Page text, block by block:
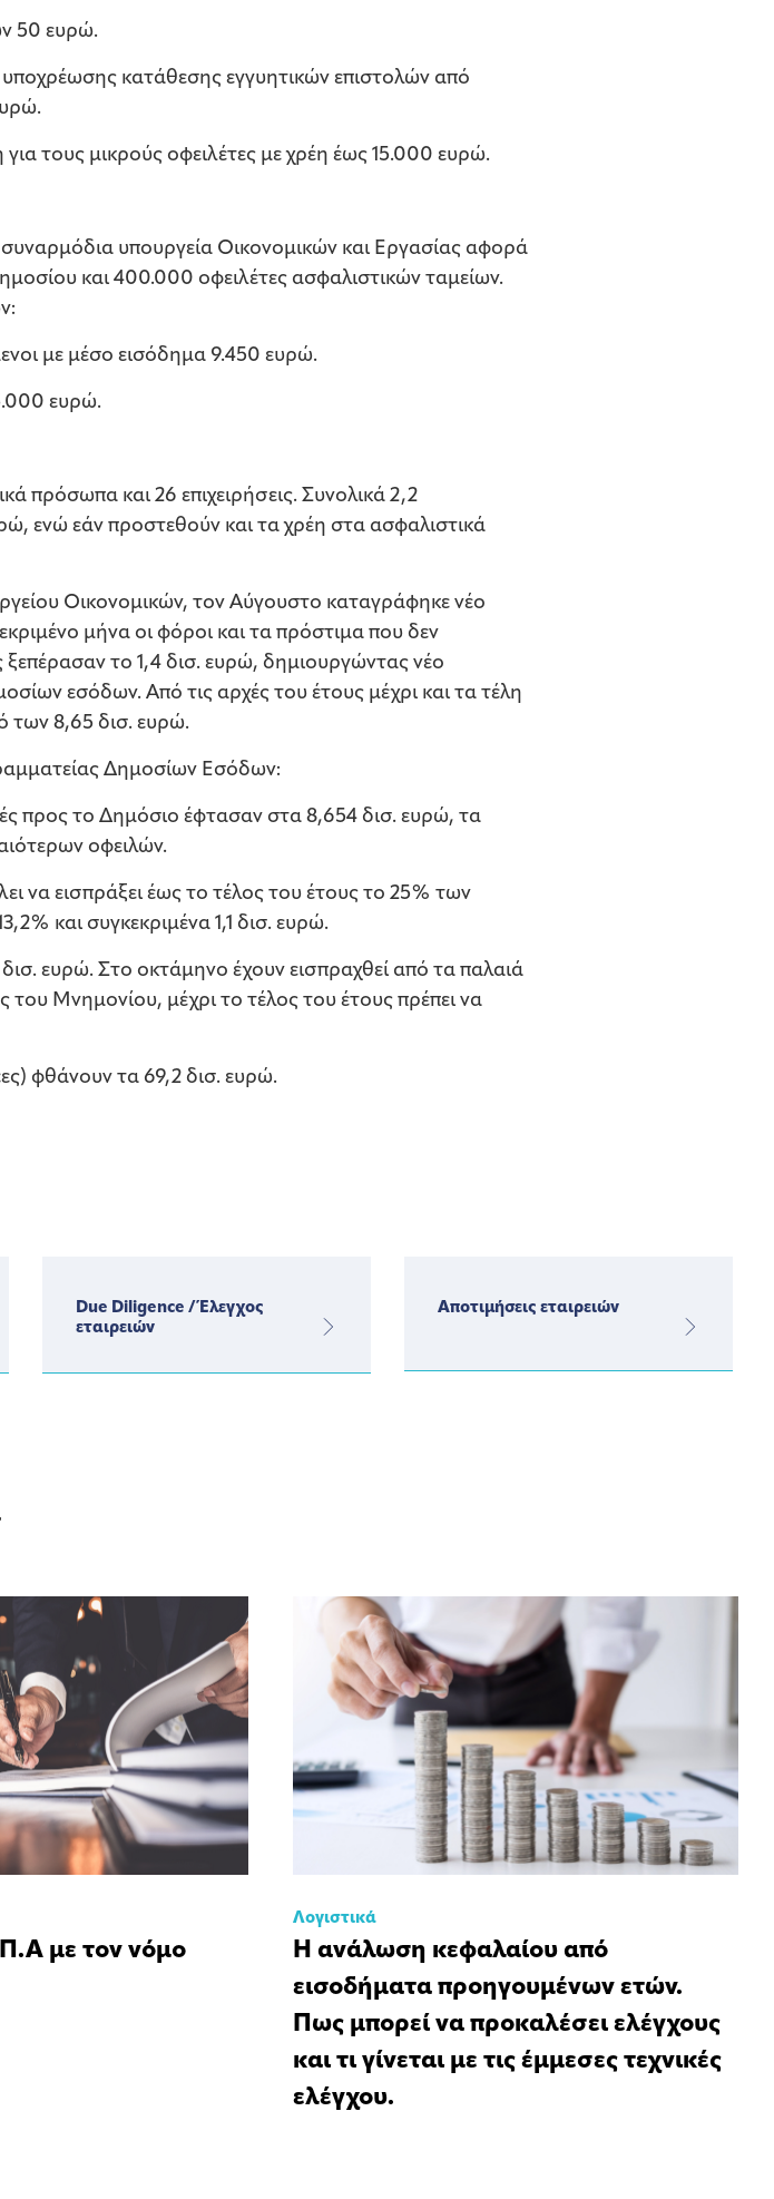
50 ευρώ.
κατάθεσης εγγυητικών επιστολών από
τους μικρούς οφειλέτες με χρέη έως 15.000 ευρώ.
υπουργεία Οικονομικών και Εργασίας αφορά
και 400.000 οφειλέτες ασφαλιστικών ταμείων.
με μέσο εισόδημα 9.450 ευρώ.
ευρώ.
πρόσωπα και 26 επιχειρήσεις. Συνολικά 2,2
ενώ εάν προστεθούν και τα χρέη στα ασφαλιστικά
Οικονομικών, τον Αύγουστο καταγράφηκε νέο
μήνα οι φόροι και τα πρόστιμα που δεν
το 1,4 δισ. ευρώ, δημιουργώντας νέο
εσόδων. Από τις αρχές του έτους μέχρι και τα τέλη
των 8,65 δισ. ευρώ.
Δημοσίων Εσόδων:
προς το Δημόσιο έφτασαν στα 8,654 δισ. ευρώ, τα
οφειλών.
να εισπράξει έως το τέλος του έτους το 25% των
και συγκεκριμένα 1,1 δισ. ευρώ.
ευρώ. Στο οκτάμηνο έχουν εισπραχθεί από τα παλαιά
Μνημονίου, μέχρι το τέλος του έτους πρέπει να
φθάνουν τα 69,2 δισ. ευρώ.
Due Diligence / Έλεγχος
εταιρειών
Αποτιμήσεις εταιρειών
με τον νόμο
Λογιστικά
Η ανάλωση κεφαλαίου από
εισοδήματα προηγουμένων ετών.
Πως μπορεί να προκαλέσει ελέγχους
και τι γίνεται με τις έμμεσες τεχνικές
ελέγχου.